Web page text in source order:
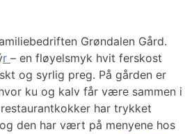
Grøndalen Gård.
r – en fløyelsmyk hvit ferskost
og syrlig preg. På gården er
ku og kalv får være sammen i
har trykket
den har vært på menyene hos